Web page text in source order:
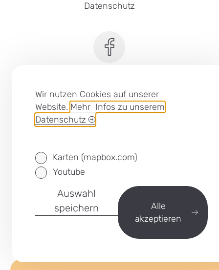
Wir nutzen Cookies auf unserer
Website. Mehr Infos zu unserem
Datenschutz
Karten (mapbox.com)
Youtube
Auswahl
speichern
Alle
akzeptieren
WEITERE INFOS
Datenschutz
SEB Leipzig bei Facebook